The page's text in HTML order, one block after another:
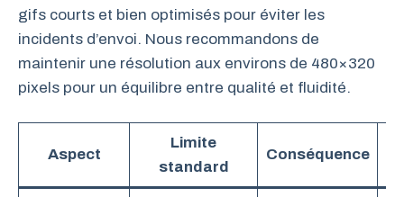
gifs courts et bien optimisés pour éviter les
incidents d’envoi. Nous recommandons de
maintenir une résolution aux environs de 480×320
pixels pour un équilibre entre qualité et fluidité.
Aspect
Limite
standard
Conséquence